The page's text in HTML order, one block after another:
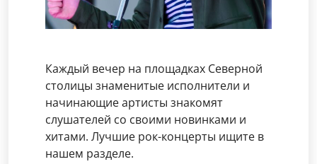
Каждый вечер на площадках Северной
столицы знаменитые исполнители и
начинающие артисты знакомят
слушателей со своими новинками и
хитами. Лучшие рок-концерты ищите в
нашем разделе.